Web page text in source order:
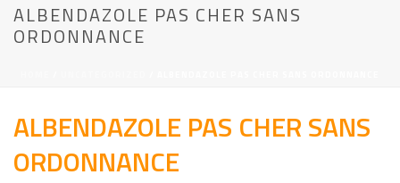
ALBENDAZOLE PAS CHER SANS
ORDONNANCE
ALBENDAZOLE PAS CHER SANS
ORDONNANCE